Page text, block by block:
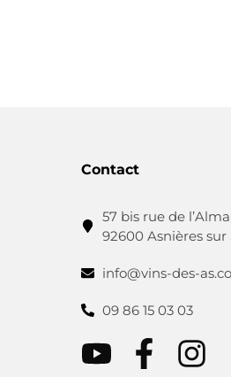
Contact
57 bis rue de
92600 Asnières sur
info@vins-des-
09 86 15 03 03